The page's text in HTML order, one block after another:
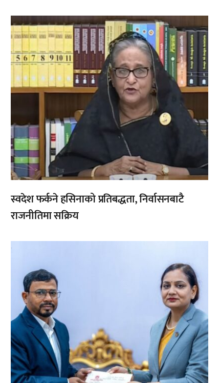
,,
स्वदेश फर्कने हसिनाको प्रतिबद्धता, निर्वासनबाटै
राजनीतिमा सक्रिय
,